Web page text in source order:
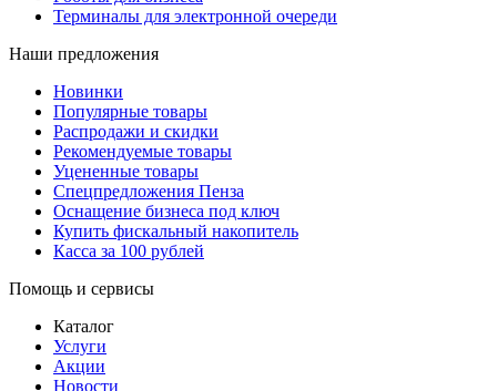
Терминалы для электронной очереди
Наши предложения
Новинки
Популярные товары
Распродажи и скидки
Рекомендуемые товары
Уцененные товары
Спецпредложения Пенза
Оснащение бизнеса под ключ
Купить фискальный накопитель
Касса за 100 рублей
Помощь и сервисы
Каталог
Услуги
Акции
Новости